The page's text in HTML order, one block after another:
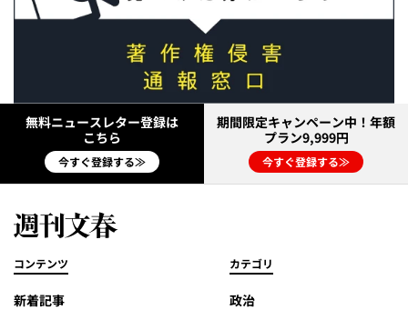
無料ニュースレター登録は
こちら
今すぐ登録する≫
期間限定キャンペーン中！年額
プラン9,999円
今すぐ登録する≫
コンテンツ
新着記事
カテゴリ
政治